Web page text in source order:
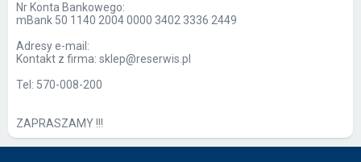
Nr Konta Bankowego:
mBank 50 1140 2004 0000 3402 3336 2449
Adresy e-mail:
Kontakt z firma: sklep@reserwis.pl
Tel: 570-008-200
ZAPRASZAMY !!!